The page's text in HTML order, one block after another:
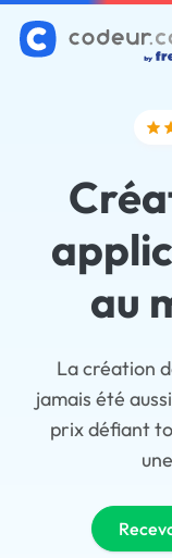
au
La création
jamais été
prix défiant